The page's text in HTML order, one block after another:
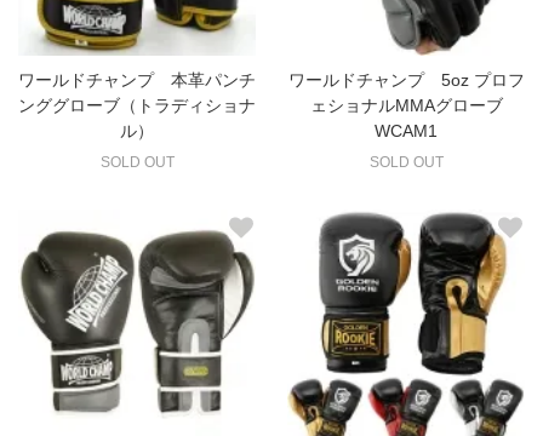
ワールドチャンプ 本革パンチ
ンググローブ（トラディショナ
ル）
SOLD OUT
ワールドチャンプ 5oz プロフ
ェショナルMMAグローブ
WCAM1
SOLD OUT